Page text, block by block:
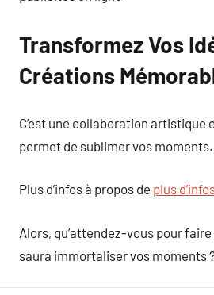
Transformez Vos
Créations
C’est une collaboration artistique
permet de sublimer vos moments.
Plus d’infos à propos de plus
Alors, qu’attendez-vous pour
saura immortaliser vos moments ?